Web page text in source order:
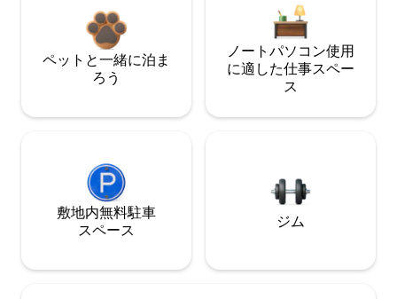
ペットと一緒に泊ま
ろう
ノートパソコン使用
に適した仕事スペー
ス
敷地内無料駐⁠車
ス⁠ペ⁠ー⁠ス
ジム